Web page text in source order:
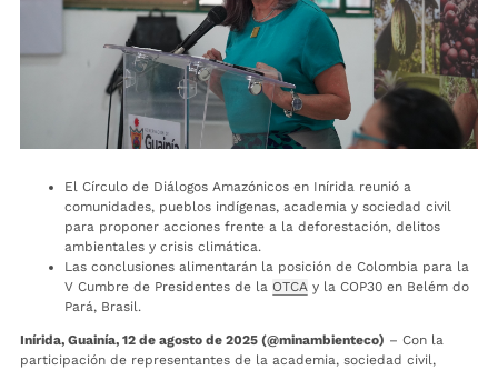
El Círculo de Diálogos Amazónicos en Inírida reunió a
comunidades, pueblos indígenas, academia y sociedad civil
para proponer acciones frente a la deforestación, delitos
ambientales y crisis climática.
Las conclusiones alimentarán la posición de Colombia para la
V Cumbre de Presidentes de la OTCA y la COP30 en Belém do
Pará, Brasil.
Inírida, Guainía, 12 de agosto de 2025 (@minambienteco) – Con la
participación de representantes de la academia, sociedad civil,